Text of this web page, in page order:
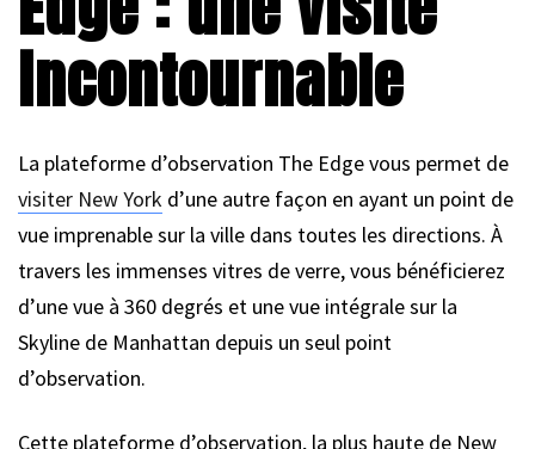
incontournable
La plateforme d’observation The Edge vous permet de
visiter New York d’une autre façon en ayant un point de
vue imprenable sur la ville dans toutes les directions. À
travers les immenses vitres de verre, vous bénéficierez
d’une vue à 360 degrés et une vue intégrale sur la
Skyline de Manhattan depuis un seul point
d’observation.
Cette plateforme d’observation, la plus haute de New